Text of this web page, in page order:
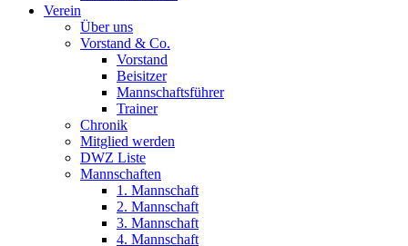
Verein
Über uns
Vorstand & Co.
Vorstand
Beisitzer
Mannschaftsführer
Trainer
Chronik
Mitglied werden
DWZ Liste
Mannschaften
1. Mannschaft
2. Mannschaft
3. Mannschaft
4. Mannschaft